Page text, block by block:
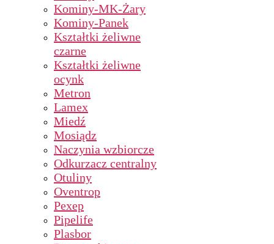
Kominy-MK-Żary
Kominy-Panek
Kształtki żeliwne
czarne
Kształtki żeliwne
ocynk
Metron
Lamex
Miedź
Mosiądz
Naczynia wzbiorcze
Odkurzacz centralny
Otuliny
Oventrop
Pexep
Pipelife
Plasbor